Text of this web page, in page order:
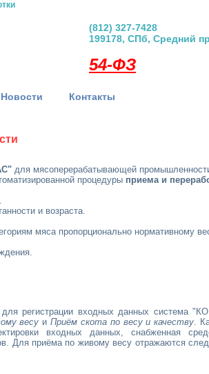
(812) 327-7428
199178, СПб, Средний
54-ФЗ
Новости Контакты
для мясоперерабатывающей
процедуры приема и
и возраста.
мяса пропорционально нормативному
регистрации входных данных система
весу иПриём скота по весу и качеству.
входных данных, снабженная
Для приёма по живому весу отражаются